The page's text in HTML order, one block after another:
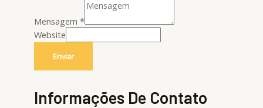
Mensagem *
Website
Enviar
Informações De Contato